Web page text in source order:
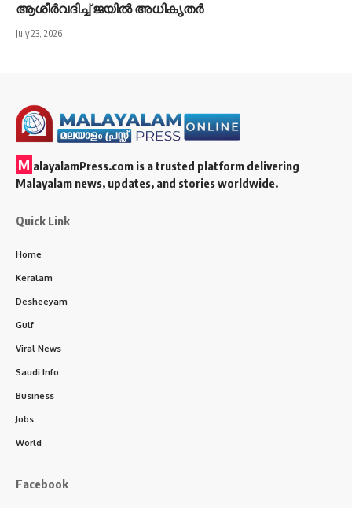
ആശീർവദിച്ച് ജയിൽ അധികൃതർ
July 23, 2026
M alayalamPress.com is a trusted platform delivering
Malayalam news, updates, and stories worldwide.
Quick Link
Home
Keralam
Desheeyam
Gulf
Viral News
Saudi Info
Business
Jobs
World
Facebook